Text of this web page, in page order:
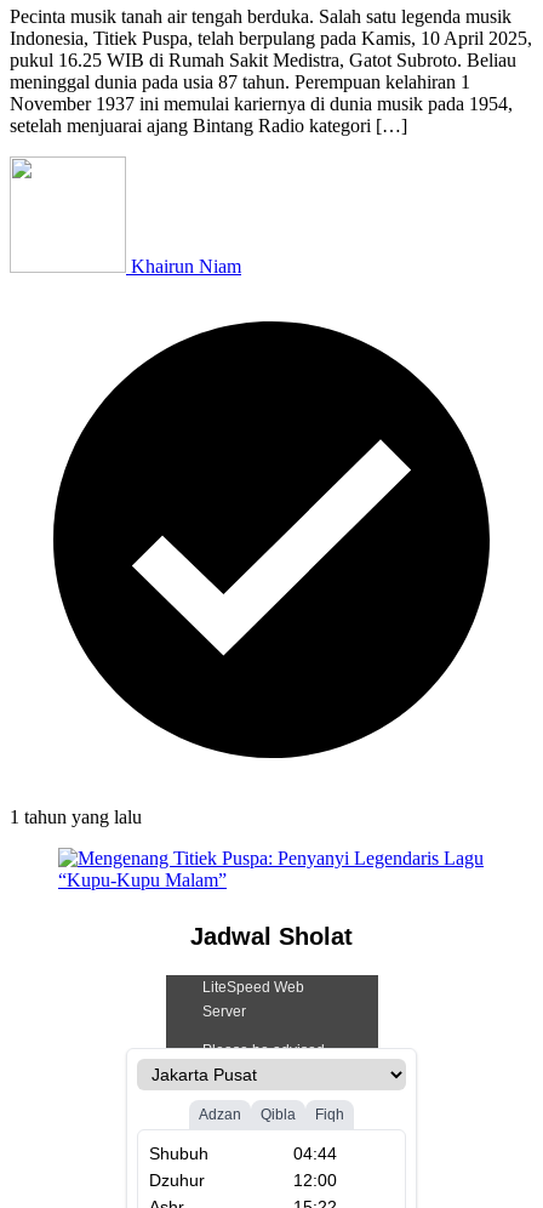
Pecinta musik tanah air tengah berduka. Salah satu legenda musik
Indonesia, Titiek Puspa, telah berpulang pada Kamis, 10 April 2025,
pukul 16.25 WIB di Rumah Sakit Medistra, Gatot Subroto. Beliau
meninggal dunia pada usia 87 tahun. Perempuan kelahiran 1
November 1937 ini memulai kariernya di dunia musik pada 1954,
setelah menjuarai ajang Bintang Radio kategori […]
Khairun Niam
1 tahun yang lalu
Jadwal Sholat